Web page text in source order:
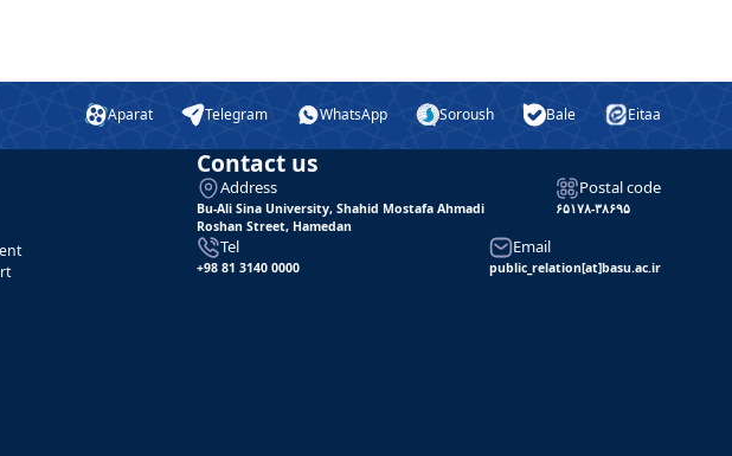
Aparat Telegram WhatsApp Soroush Bale Eitaa
Contact us
Address
Bu-Ali Sina University, Shahid Mostafa Ahmadi
Roshan Street, Hamedan
Postal code
۶۵۱۷۸-۳۸۶۹۵
Tel
+98 81 3140 0000
Email
public_relation[at]basu.ac.ir